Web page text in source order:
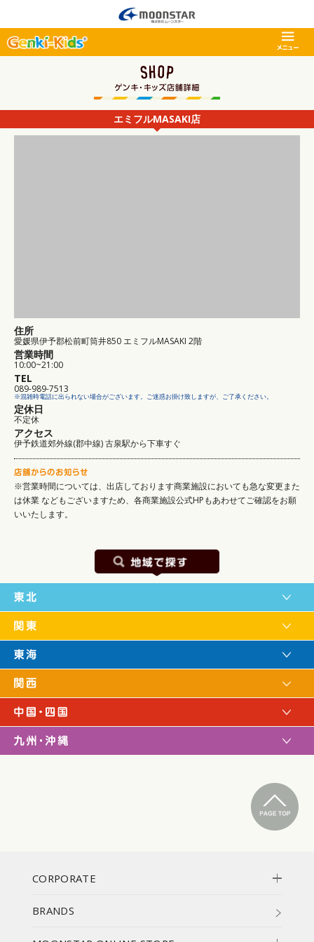
エミフルMASAKI店
住所
愛媛県伊予郡松前町筒井850 エミフルMASAKI 2階
営業時間
10:00~21:00
TEL
089-989-7513
※混雑時電話に出られない場合がございます。ご迷惑お掛け致しますが、ご了承ください。
定休日
不定休
アクセス
伊予鉄道郊外線(郡中線) 古泉駅から下車すぐ
※営業時間については、出店しております商業施設においても急な変更また
は休業などもございますため、各商業施設公式HPもあわせてご確認をお願
いいたします。
CORPORATE
BRANDS